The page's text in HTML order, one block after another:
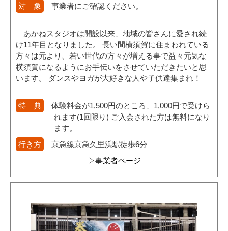
対 象 事業者にご確認ください。
あかねスタジオは開設以来、地域の皆さんに愛され続
け11年目となりました。 長い間横須賀に住まわれている
方々は元より、若い世代の方々が増える事で益々元気な
横須賀になるようにお手伝いをさせていただきたいと思
います。 ダンスやヨガが大好きな人や子供達集まれ！
特 典
体験料金が1,500円のところ、1,000円で受けら
れます(1回限り) ご入会された方は無料になり
ます。
行き方
京急線京急久里浜駅徒歩6分
▷事業者ページ